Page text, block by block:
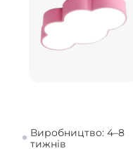
Виробництво: 4–8
тижнів